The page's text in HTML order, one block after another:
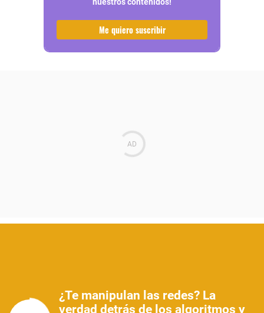
Me quiero suscribir
¿Te manipulan las redes? La
verdad detrás de los algoritmos y